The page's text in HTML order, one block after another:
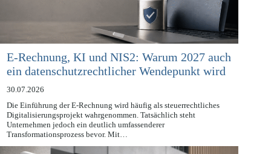
E-Rechnung, KI und NIS2: Warum 2027 auch
ein datenschutzrechtlicher Wendepunkt wird
30.07.2026
Die Einführung der E-Rechnung wird häufig als steuerrechtliches
Digitalisierungsprojekt wahrgenommen. Tatsächlich steht
Unternehmen jedoch ein deutlich umfassenderer
Transformationsprozess bevor. Mit…